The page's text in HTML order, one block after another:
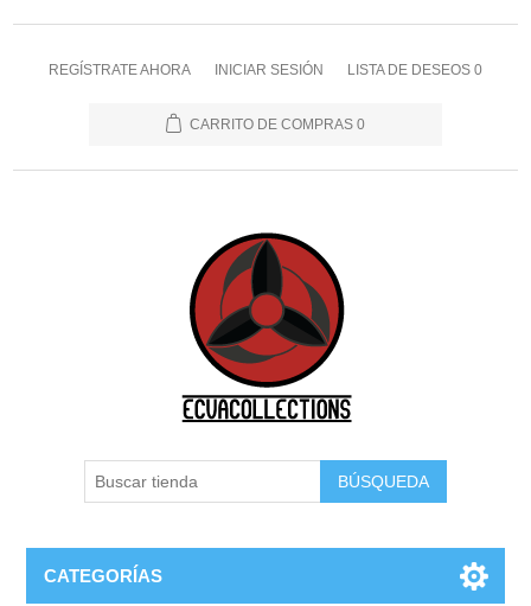
REGÍSTRATE AHORA INICIAR SESIÓN LISTA DE DESEOS 0
CARRITO DE COMPRAS 0
BÚSQUEDA
CATEGORÍAS